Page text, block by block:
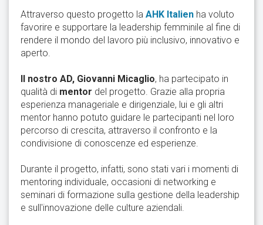
Attraverso questo progetto la AHK Italien ha voluto
favorire e supportare la leadership femminile al fine di
rendere il mondo del lavoro più inclusivo, innovativo e
aperto.
Il nostro AD, Giovanni Micaglio, ha partecipato in
qualità di mentor del progetto. Grazie alla propria
esperienza manageriale e dirigenziale, lui e gli altri
mentor hanno potuto guidare le partecipanti nel loro
percorso di crescita, attraverso il confronto e la
condivisione di conoscenze ed esperienze.
Durante il progetto, infatti, sono stati vari i momenti di
mentoring individuale, occasioni di networking e
seminari di formazione sulla gestione della leadership
e sull'innovazione delle culture aziendali.